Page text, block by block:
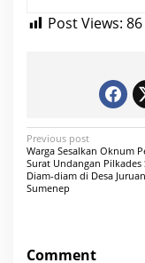
Post Views: 86
P
o
s
n
Previous post
Warga Sesalkan Oknum
Surat Undangan Pilkades
Diam-diam di Desa
Sumenep
Comment